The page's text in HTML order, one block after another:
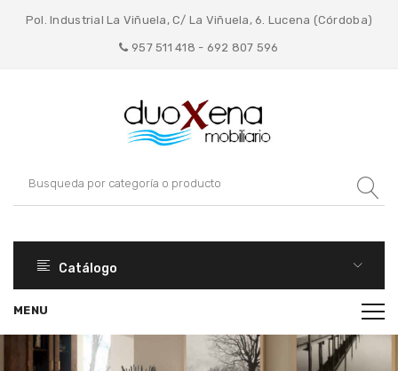
Pol. Industrial La Viñuela, C/ La Viñuela, 6. Lucena (Córdoba)
957 511 418 - 692 807 596
Catálogo